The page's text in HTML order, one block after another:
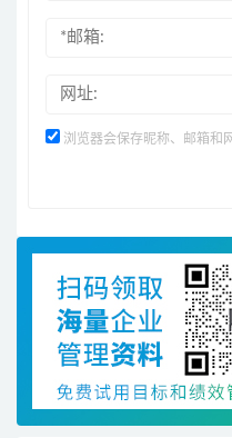
浏览器会保存昵称、邮箱和